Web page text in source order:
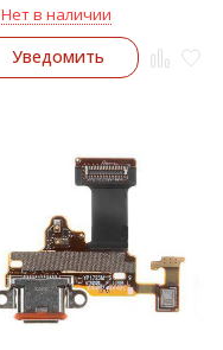
Нет в наличии
Уведомить